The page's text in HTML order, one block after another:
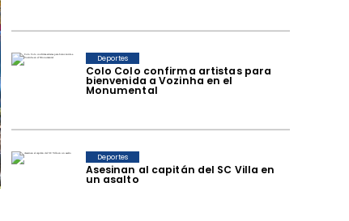
Colo Colo confirma artistas para
bienvenida a Vozinha en el
Monumental
Deportes
Asesinan al capitán del SC Villa en
un asalto
Deportes